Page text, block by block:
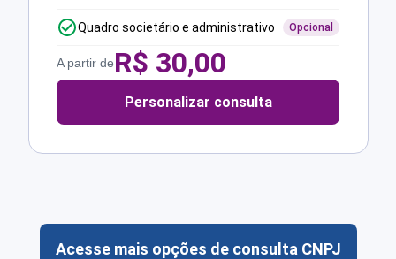
Quadro societário e administrativo Opcional
A partir deR$ 30,00
Personalizar consulta
Acesse mais opções de consulta CNPJ